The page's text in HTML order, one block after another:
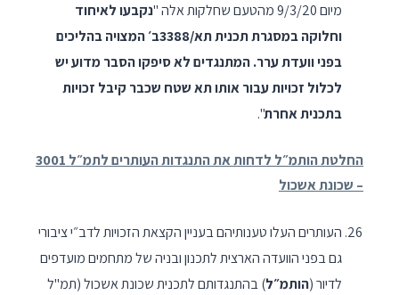
מיום 9/3/20 מהטעם שחלקות אלה "
נקבעו לאיחוד
וחלוקה במסגרת תכנית תא/3388ב׳ המצויה בהליכים
בפני וועדת ערר. המתנגדים לא סיפקו הסבר מדוע יש
לכלול זכויות עבור אותו תא שטח שכבר קיבל זכויות
בתכנית אחרת".
החלטת הותמ״ל לדחות את התנגדות העותרים לתמ״ל 3001
– שכונת אשכול
העותרים העלו טענותיהם בעניין הקצאת הזכויות לדב״י ציבורי
גם בפני הוועדה הארצית לתכנון ובניה של מתחמים מועדפים
לדיור (הותמ״ל) בהתנגדותם לתכנית שכונת אשכול (תמ"ל